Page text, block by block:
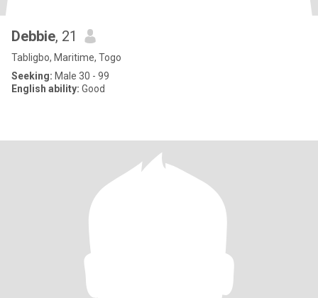
Debbie, 21
Tabligbo, Maritime, Togo
Seeking: Male 30 - 99
English ability: Good